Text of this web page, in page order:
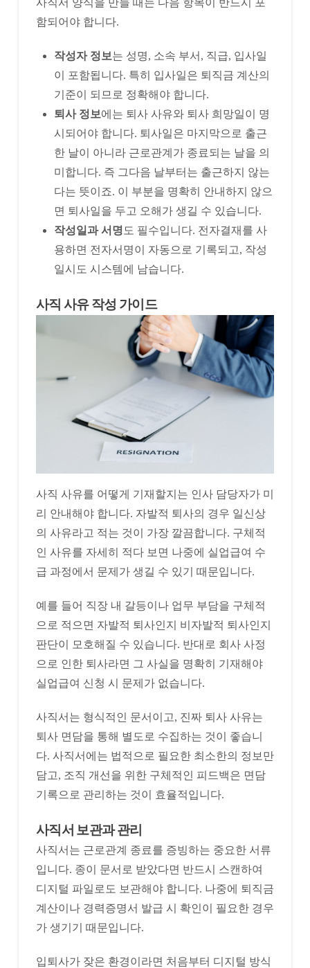
사직서 양식을 만들 때는 다음 항목이 반드시 포
함되어야 합니다.
작성자 정보는 성명, 소속 부서, 직급, 입사일
이 포함됩니다. 특히 입사일은 퇴직금 계산의
기준이 되므로 정확해야 합니다.
퇴사 정보에는 퇴사 사유와 퇴사 희망일이 명
시되어야 합니다. 퇴사일은 마지막으로 출근
한 날이 아니라 근로관계가 종료되는 날을 의
미합니다. 즉 그다음 날부터는 출근하지 않는
다는 뜻이죠. 이 부분을 명확히 안내하지 않으
면 퇴사일을 두고 오해가 생길 수 있습니다.
작성일과 서명 도 필수입니다. 전자결재를 사
용하면 전자서명이 자동으로 기록되고, 작성
일시도 시스템에 남습니다.
사직 사유 작성 가이드
사직 사유를 어떻게 기재할지는 인사 담당자가 미
리 안내해야 합니다. 자발적 퇴사의 경우 일신상
의 사유라고 적는 것이 가장 깔끔합니다. 구체적
인 사유를 자세히 적다 보면 나중에 실업급여 수
급 과정에서 문제가 생길 수 있기 때문입니다.
예를 들어 직장 내 갈등이나 업무 부담을 구체적
으로 적으면 자발적 퇴사인지 비자발적 퇴사인지
판단이 모호해질 수 있습니다. 반대로 회사 사정
으로 인한 퇴사라면 그 사실을 명확히 기재해야
실업급여 신청 시 문제가 없습니다.
사직서는 형식적인 문서이고, 진짜 퇴사 사유는
퇴사 면담을 통해 별도로 수집하는 것이 좋습니
다. 사직서에는 법적으로 필요한 최소한의 정보만
담고, 조직 개선을 위한 구체적인 피드백은 면담
기록으로 관리하는 것이 효율적입니다.
사직서 보관과 관리
사직서는 근로관계 종료를 증빙하는 중요한 서류
입니다. 종이 문서로 받았다면 반드시 스캔하여
디지털 파일로도 보관해야 합니다. 나중에 퇴직금
계산이나 경력증명서 발급 시 확인이 필요한 경우
가 생기기 때문입니다.
입퇴사가 잦은 환경이라면 처음부터 디지털 방식